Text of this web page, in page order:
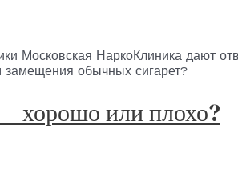
Московская НаркоКлиника дают
замещения обычных сигарет?
хорошо или плохо?